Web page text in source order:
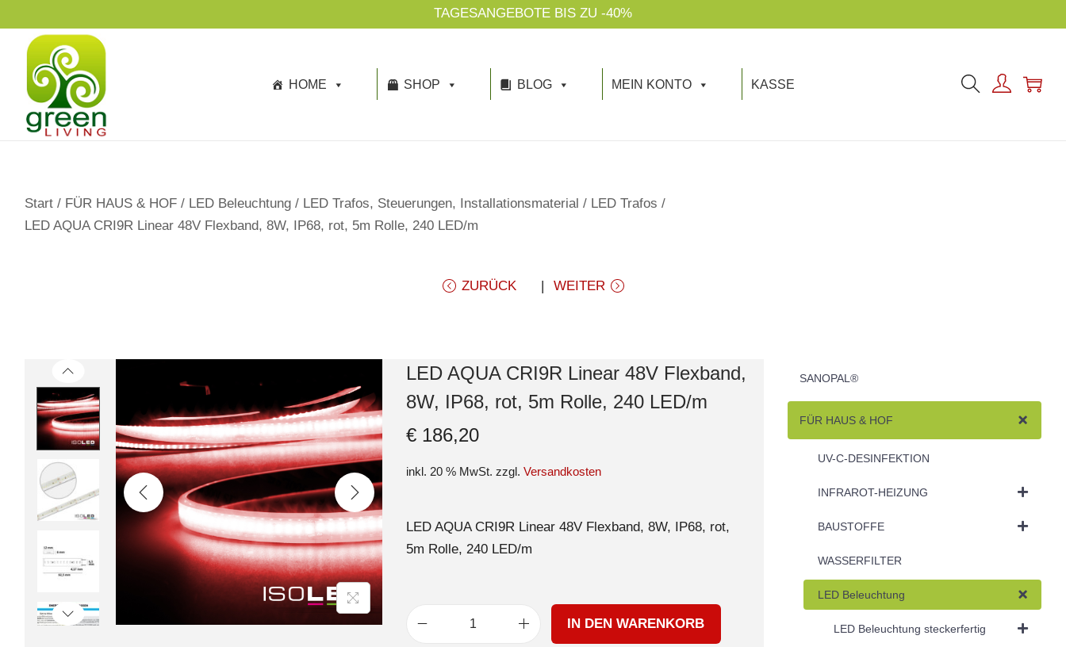
p
TAGESANGEBOTE BIS ZU -40%
HOME SHOP BLOG MEIN KONTO KASSE
Start / FÜR HAUS & HOF / LED Beleuchtung / LED Trafos, Steuerungen, Installationsmaterial / LED Trafos /
LED AQUA CRI9R Linear 48V Flexband, 8W, IP68, rot, 5m Rolle, 240 LED/m
ZURÜCK WEITER
LED AQUA CRI9R Linear 48V Flexband,
8W, IP68, rot, 5m Rolle, 240 LED/m
€186,20
inkl. 20 % MwSt. zzgl. Versandkosten
LED AQUA CRI9R Linear 48V Flexband, 8W, IP68, rot,
5m Rolle, 240 LED/m
IN DEN WARENKORB
SANOPAL®
FÜR HAUS & HOF
UV-C-DESINFEKTION
INFRAROT-HEIZUNG
BAUSTOFFE
WASSERFILTER
LED Beleuchtung
LED Beleuchtung steckerfertig